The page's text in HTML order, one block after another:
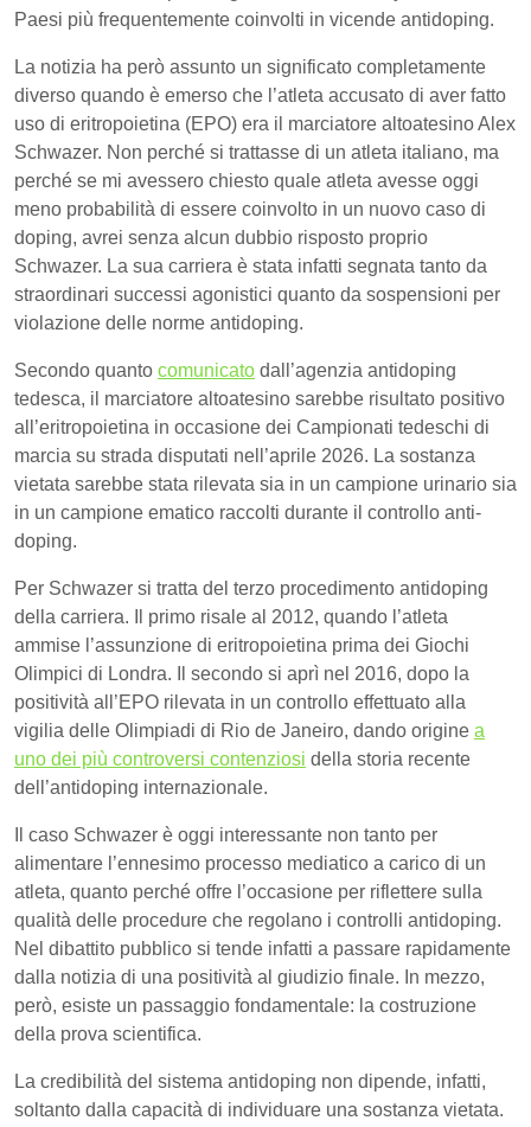
Paesi più frequentemente coinvolti in vicende antidoping.
La notizia ha però assunto un significato completamente
diverso quando è emerso che l’atleta accusato di aver fatto
uso di eritropoietina (EPO) era il marciatore altoatesino Alex
Schwazer. Non perché si trattasse di un atleta italiano, ma
perché se mi avessero chiesto quale atleta avesse oggi
meno probabilità di essere coinvolto in un nuovo caso di
doping, avrei senza alcun dubbio risposto proprio
Schwazer. La sua carriera è stata infatti segnata tanto da
straordinari successi agonistici quanto da sospensioni per
violazione delle norme antidoping.
Secondo quanto comunicato dall’agenzia antidoping
tedesca, il marciatore altoatesino sarebbe risultato positivo
all’eritropoietina in occasione dei Campionati tedeschi di
marcia su strada disputati nell’aprile 2026. La sostanza
vietata sarebbe stata rilevata sia in un campione urinario sia
in un campione ematico raccolti durante il controllo anti-
doping.
Per Schwazer si tratta del terzo procedimento antidoping
della carriera. Il primo risale al 2012, quando l’atleta
ammise l’assunzione di eritropoietina prima dei Giochi
Olimpici di Londra. Il secondo si aprì nel 2016, dopo la
positività all’EPO rilevata in un controllo effettuato alla
vigilia delle Olimpiadi di Rio de Janeiro, dando origine a
uno dei più controversi contenziosi della storia recente
dell’antidoping internazionale.
Il caso Schwazer è oggi interessante non tanto per
alimentare l’ennesimo processo mediatico a carico di un
atleta, quanto perché offre l’occasione per riflettere sulla
qualità delle procedure che regolano i controlli antidoping.
Nel dibattito pubblico si tende infatti a passare rapidamente
dalla notizia di una positività al giudizio finale. In mezzo,
però, esiste un passaggio fondamentale: la costruzione
della prova scientifica.
La credibilità del sistema antidoping non dipende, infatti,
soltanto dalla capacità di individuare una sostanza vietata.